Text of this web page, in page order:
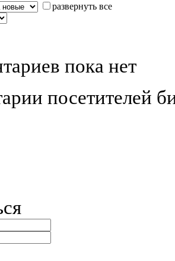
развернуть все
пока нет
посетителей